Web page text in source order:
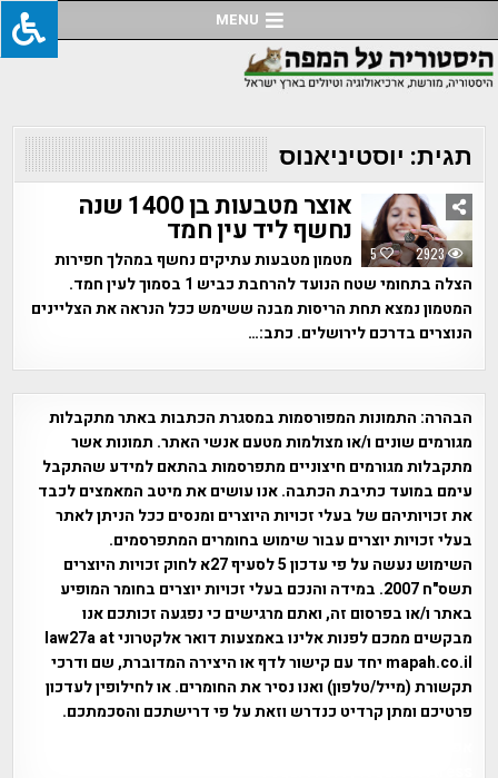
to
content
MENU
תגית: יוסטיניאנוס
5 2923
אוצר מטבעות בן 1400 שנה
נחשף ליד עין חמד
מטמון מטבעות עתיקים נחשף במהלך חפירות
הצלה בתחומי שטח הנועד להרחבת כביש 1 בסמוך לעין חמד.
המטמון נמצא תחת הריסות מבנה ששימש ככל הנראה את הצליינים
הנוצרים בדרכם לירושלים. כתב:…
הבהרה: התמונות המפורסמות במסגרת הכתבות באתר מתקבלות
מגורמים שונים ו/או מצולמות מטעם אנשי האתר. תמונות אשר
מתקבלות מגורמים חיצוניים מתפרסמות בהתאם למידע שהתקבל
עימם במועד כתיבת הכתבה. אנו עושים את מיטב המאמצים לכבד
את זכויותיהם של בעלי זכויות היוצרים ומנסים ככל הניתן לאתר
בעלי זכויות יוצרים עבור שימוש בחומרים המתפרסמים.
השימוש נעשה על פי עדכון 5 לסעיף 27א לחוק זכויות היוצרים
תשס"ח 2007. במידה והנכם בעלי זכויות יוצרים בחומר המופיע
באתר ו/או בפרסום זה, ואתם מרגישים כי נפגעה זכותכם אנו
מבקשים ממכם לפנות אלינו באמצעות דואר אלקטרוני law27a at
mapah.co.il יחד עם קישור לדף או היצירה המדוברת, שם ודרכי
תקשורת (מייל/טלפון) ואנו נסיר את החומרים. או לחילופין לעדכון
פרטיכם ומתן קרדיט כנדרש וזאת על פי דרישתכם והסכמתכם.